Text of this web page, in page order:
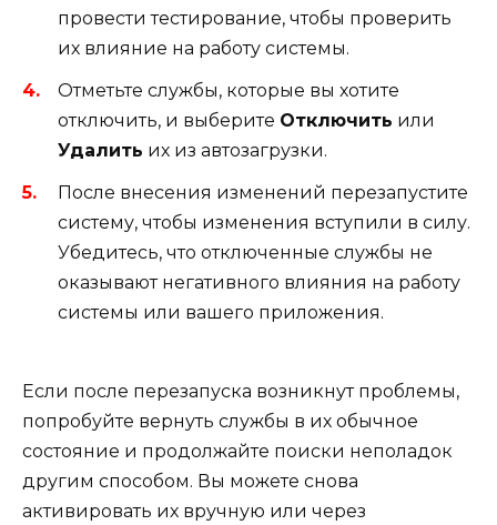
провести тестирование, чтобы проверить
их влияние на работу системы.
Отметьте службы, которые вы хотите
отключить, и выберите Отключить или
Удалить их из автозагрузки.
После внесения изменений перезапустите
систему, чтобы изменения вступили в силу.
Убедитесь, что отключенные службы не
оказывают негативного влияния на работу
системы или вашего приложения.
Если после перезапуска возникнут проблемы,
попробуйте вернуть службы в их обычное
состояние и продолжайте поиски неполадок
другим способом. Вы можете снова
активировать их вручную или через